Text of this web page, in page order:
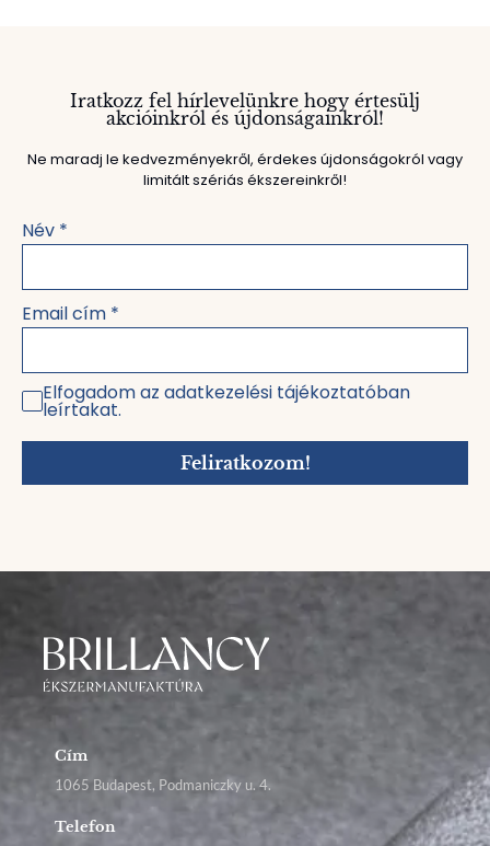
Iratkozz fel hírlevelünkre hogy értesülj
akcióinkról és újdonságainkról!
Ne maradj le kedvezményekről, érdekes újdonságokról vagy
limitált szériás ékszereinkről!
Név *
Email cím *
Elfogadom az adatkezelési tájékoztatóban
leírtakat.
Feliratkozom!
Cím
1065 Budapest, Podmaniczky u. 4.
Telefon